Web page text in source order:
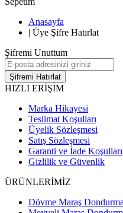
Anasayfa
| Üye Şifre Hatırlat
Şifremi Unuttum
Şifremi Hatırlat
HIZLI ERİŞİM
Marka Hikayesi
Teslimat Koşulları
Üyelik Sözleşmesi
Satış Sözleşmesi
Garanti ve İade Koşulları
Gizlilik ve Güvenlik
ÜRÜNLERİMİZ
Dövme Maraş